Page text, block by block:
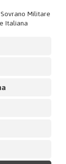
Militare
Italiana